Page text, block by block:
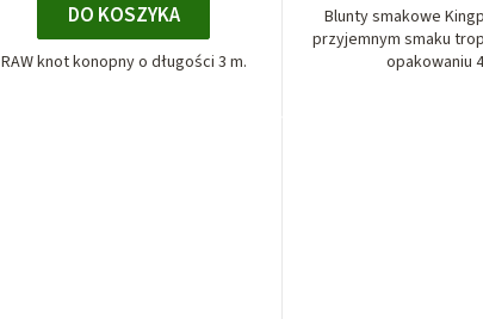
DO KOSZYKA
RAW knot konopny o długości 3 m.
Blunty smakowe
przyjemnym smaku
opakowaniu